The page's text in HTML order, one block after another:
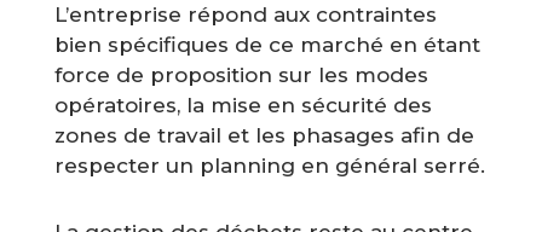
L’entreprise répond aux contraintes
bien spécifiques de ce marché en étant
force de proposition sur les modes
opératoires, la mise en sécurité des
zones de travail et les phasages afin de
respecter un planning en général serré.